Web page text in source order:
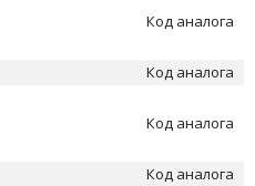
Код аналога
Код аналога
Код аналога
Код аналога